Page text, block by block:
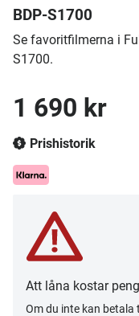
BDP-S1700
Se favoritfilmerna i
S1700.
1 690 kr
Prishistorik
Att låna kostar
Om du inte kan betala